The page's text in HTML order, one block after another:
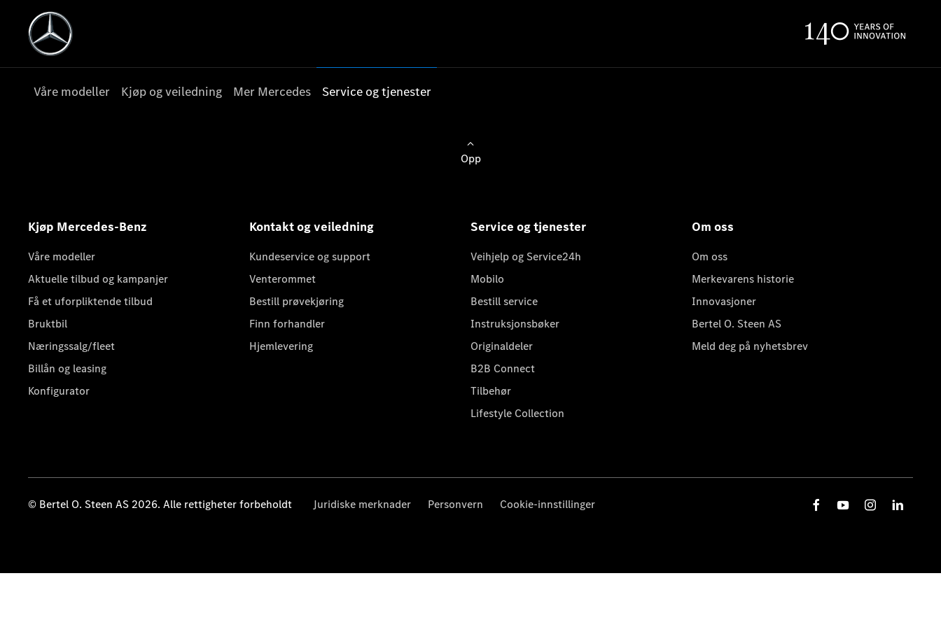
Våre modeller Kjøp og veiledning Mer Mercedes Service og tjenester
Opp
Kjøp Mercedes-Benz
Våre modeller
Aktuelle tilbud og kampanjer
Få et uforpliktende tilbud
Bruktbil
Næringssalg/fleet
Billån og leasing
Konfigurator
Kontakt og veiledning
Kundeservice og support
Venterommet
Bestill prøvekjøring
Finn forhandler
Hjemlevering
Service og tjenester
Veihjelp og Service24h
Mobilo
Bestill service
Instruksjonsbøker
Originaldeler
B2B Connect
Tilbehør
Lifestyle Collection
Om oss
Om oss
Merkevarens historie
Innovasjoner
Bertel O. Steen AS
Meld deg på nyhetsbrev
© Bertel O. Steen AS 2026. Alle rettigheter forbeholdt Juridiske merknader Personvern Cookie-innstillinger